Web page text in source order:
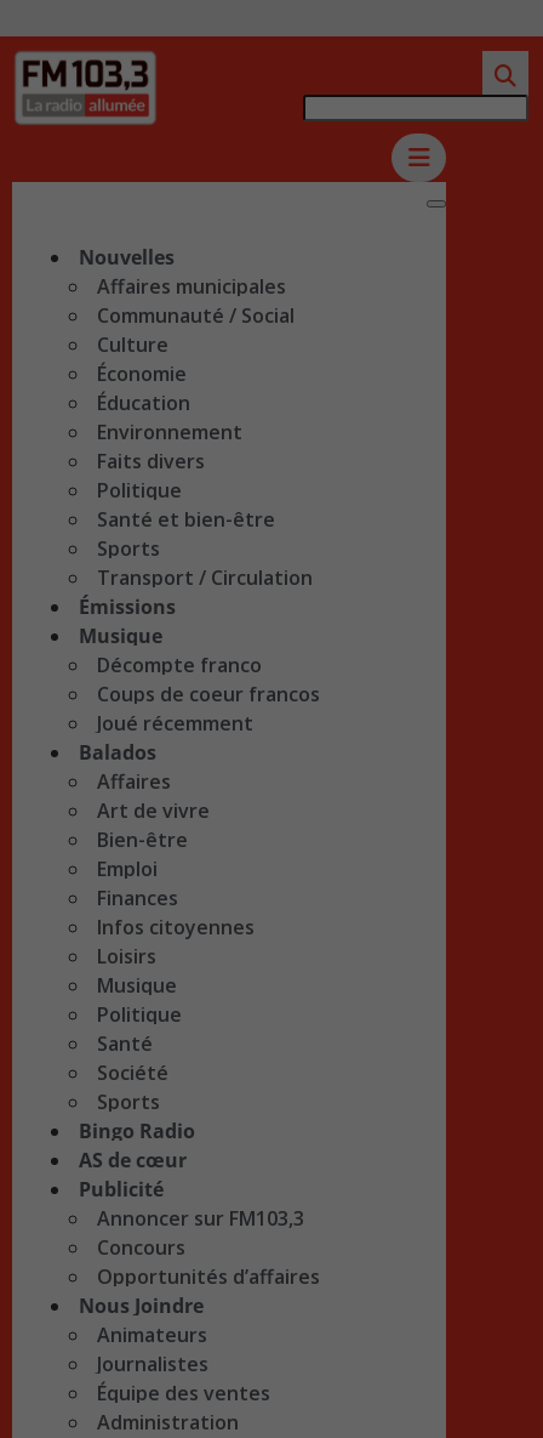
Nouvelles
Affaires municipales
Communauté / Social
Culture
Économie
Éducation
Environnement
Faits divers
Politique
Santé et bien-être
Sports
Transport / Circulation
Émissions
Musique
Décompte franco
Coups de coeur francos
Joué récemment
Balados
Affaires
Art de vivre
Bien-être
Emploi
Finances
Infos citoyennes
Loisirs
Musique
Politique
Santé
Société
Sports
Bingo Radio
AS de cœur
Publicité
Annoncer sur FM103,3
Concours
Opportunités d’affaires
Nous Joindre
Animateurs
Journalistes
Équipe des ventes
Administration